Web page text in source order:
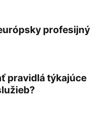
profesijný
pravidlá týkajúce